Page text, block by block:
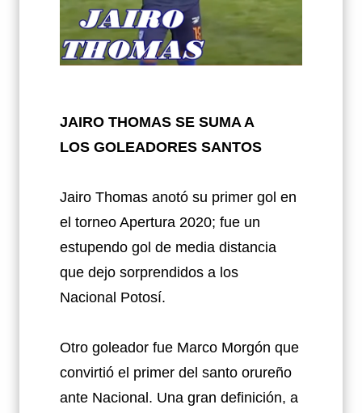
JAIRO THOMAS SE SUMA A
LOS GOLEADORES SANTOS
Jairo Thomas anotó su primer gol en
el torneo Apertura 2020; fue un
estupendo gol de media distancia
que dejo sorprendidos a los
Nacional Potosí.
Otro goleador fue Marco Morgón que
convirtió el primer del santo orureño
ante Nacional. Una gran definición, a